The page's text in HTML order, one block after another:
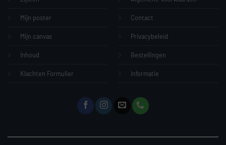
Mijn poster
Mijn canvas
Inhoud
Klachten Formulier
Contact
Privacybeleid
Bestellingen
Informatie